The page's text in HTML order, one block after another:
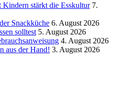
Kindern stärkt die Esskultur 7.
Snackküche 6. August 2026
solltest 5. August 2026
4. August 2026
aus der Hand! 3. August 2026